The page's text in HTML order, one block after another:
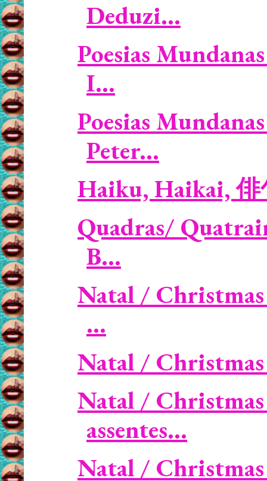
Deduzi...
Poesias
I...
Poesias
Peter...
Haiku, Haikai, 俳
Quadras/
B...
Natal /
...
Natal / Christmas
Natal / Christmas
assentes...
Natal /